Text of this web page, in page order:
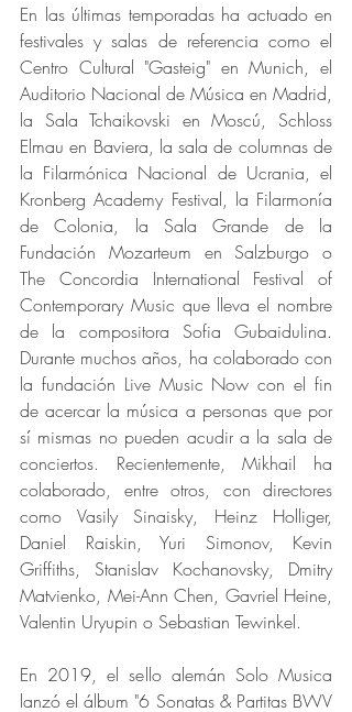
En las últimas temporadas ha actuado en
festivales y salas de referencia como el
Centro Cultural "Gasteig" en Munich, el
Auditorio Nacional de Música en Madrid,
la Sala Tchaikovski en Moscú, Schloss
Elmau en Baviera, la sala de columnas de
la Filarmónica Nacional de Ucrania, el
Kronberg Academy Festival, la Filarmonía
de Colonia, la Sala Grande de la
Fundación Mozarteum en Salzburgo o
The Concordia International Festival of
Contemporary Music que lleva el nombre
de la compositora Sofia Gubaidulina.
Durante muchos años, ha colaborado con
la fundación Live Music Now con el fin
de acercar la música a personas que por
sí mismas no pueden acudir a la sala de
conciertos. Recientemente, Mikhail ha
colaborado, entre otros, con directores
como Vasily Sinaisky, Heinz Holliger,
Daniel Raiskin, Yuri Simonov, Kevin
Griffiths, Stanislav Kochanovsky, Dmitry
Matvienko, Mei-Ann Chen, Gavriel Heine,
Valentin Uryupin o Sebastian Tewinkel.
En 2019, el sello alemán Solo Musica
lanzó el álbum "6 Sonatas & Partitas BWV